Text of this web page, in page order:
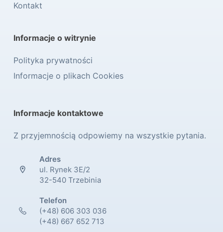
Kontakt
Informacje o witrynie
Polityka prywatności
Informacje o plikach Cookies
Informacje kontaktowe
Z przyjemnością odpowiemy na wszystkie pytania.
Adres
ul. Rynek 3E/2
32-540 Trzebinia
Telefon
(+48) 606 303 036
(+48) 667 652 713